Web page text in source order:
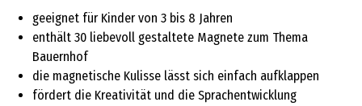
geeignet für Kinder von 3 bis 8 Jahren
enthält 30 liebevoll gestaltete Magnete zum Thema
Bauernhof
die magnetische Kulisse lässt sich einfach aufklappen
fördert die Kreativität und die Sprachentwicklung